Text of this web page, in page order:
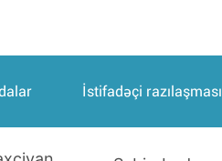
İstifadəçi razılaşması